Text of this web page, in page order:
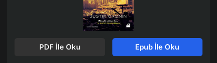
PDF İle Oku Epub İle Oku